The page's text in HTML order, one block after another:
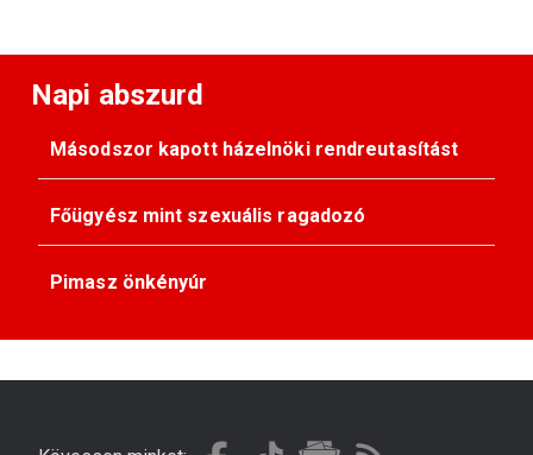
Napi abszurd
Másodszor kapott házelnöki rendreutasítást
Főügyész mint szexuális ragadozó
Pimasz önkényúr